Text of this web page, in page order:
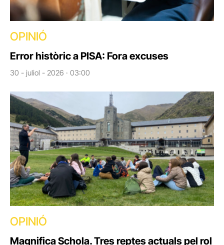
OPINIÓ
Error històric a PISA: Fora excuses
30 - juliol - 2026 · 03:00
OPINIÓ
Magnifica Schola. Tres reptes actuals pel rol